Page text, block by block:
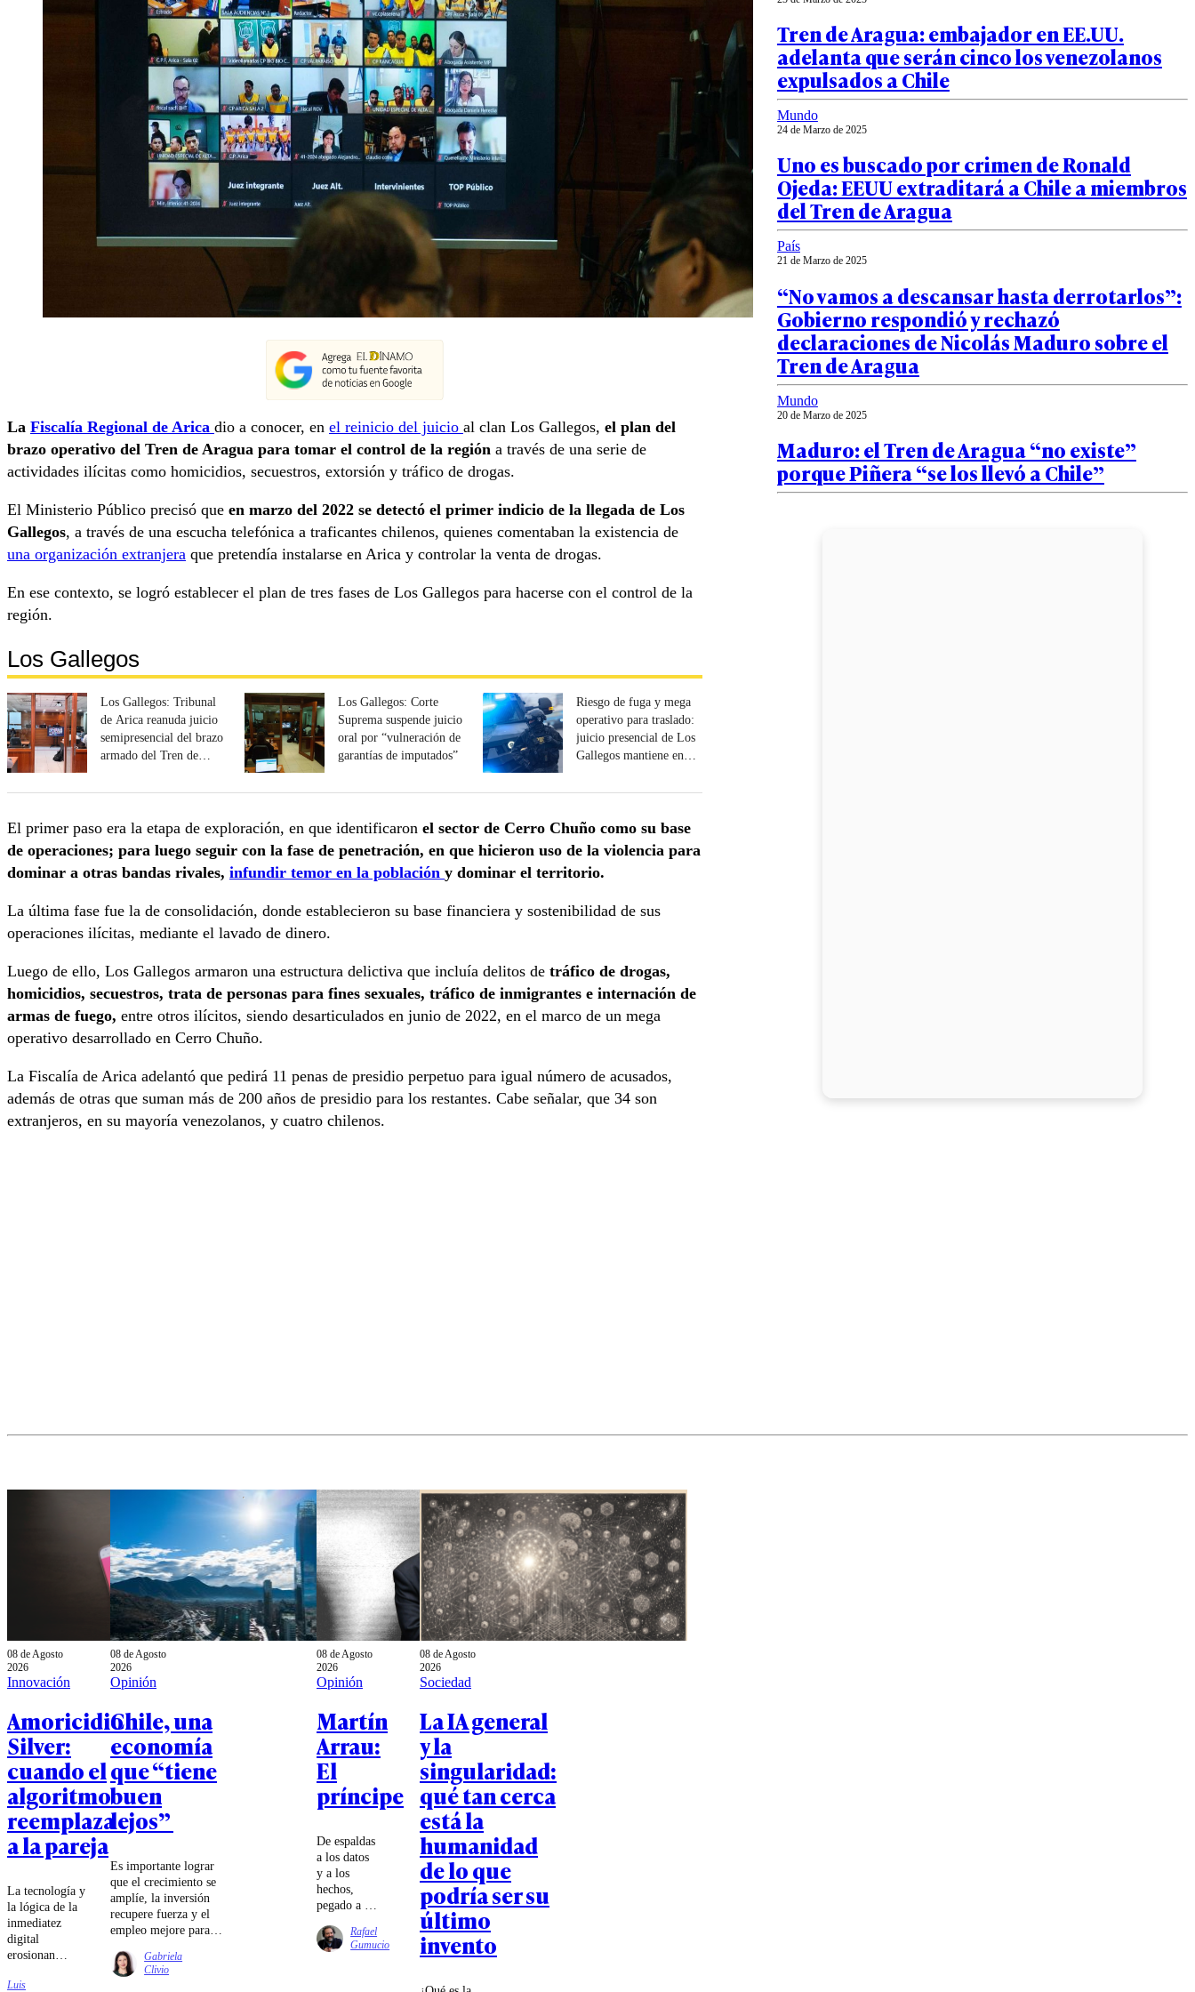
La Fiscalía Regional de Arica dio a conocer, en el reinicio del juicio al clan Los Gallegos, el plan del
brazo operativo del Tren de Aragua para tomar el control de la región a través de una serie de
actividades ilícitas como homicidios, secuestros, extorsión y tráfico de drogas.
El Ministerio Público precisó que en marzo del 2022 se detectó el primer indicio de la llegada de Los
Gallegos, a través de una escucha telefónica a traficantes chilenos, quienes comentaban la existencia de
una organización extranjera que pretendía instalarse en Arica y controlar la venta de drogas.
En ese contexto, se logró establecer el plan de tres fases de Los Gallegos para hacerse con el control de la
región.
Los Gallegos
Los Gallegos: Tribunal
de Arica reanuda juicio
semipresencial del brazo
armado del Tren de
Los Gallegos: Corte
Suprema suspende juicio
oral por “vulneración de
garantías de imputados”
Riesgo de fuga y mega
operativo para traslado:
juicio presencial de Los
Gallegos mantiene en
El primer paso era la etapa de exploración, en que identificaron el sector de Cerro Chuño como su base
de operaciones; para luego seguir con la fase de penetración, en que hicieron uso de la violencia para
dominar a otras bandas rivales, infundir temor en la población y dominar el territorio.
La última fase fue la de consolidación, donde establecieron su base financiera y sostenibilidad de sus
operaciones ilícitas, mediante el lavado de dinero.
Luego de ello, Los Gallegos armaron una estructura delictiva que incluía delitos de tráfico de drogas,
homicidios, secuestros, trata de personas para fines sexuales, tráfico de inmigrantes e internación de
armas de fuego, entre otros ilícitos, siendo desarticulados en junio de 2022, en el marco de un mega
operativo desarrollado en Cerro Chuño.
La Fiscalía de Arica adelantó que pedirá 11 penas de presidio perpetuo para igual número de acusados,
además de otras que suman más de 200 años de presidio para los restantes. Cabe señalar, que 34 son
extranjeros, en su mayoría venezolanos, y cuatro chilenos.
Tren de Aragua: embajador en EE.UU.
adelanta que serán cinco los venezolanos
expulsados a Chile
Mundo
24 de Marzo de 2025
Uno es buscado por crimen de Ronald
Ojeda: EEUU extraditará a Chile a miembros
del Tren de Aragua
País
21 de Marzo de 2025
“No vamos a descansar hasta derrotarlos”:
Gobierno respondió y rechazó
declaraciones de Nicolás Maduro sobre el
Tren de Aragua
Mundo
20 de Marzo de 2025
Maduro: el Tren de Aragua “no existe”
porque Piñera “se los llevó a Chile”
08 de Agosto
2026
Innovación
Amoricidio
Silver:
cuando el
algoritmo
reemplaza
a la pareja
La tecnología y
la lógica de la
inmediatez
digital
erosionan
los vínculos.
Luis
08 de Agosto
2026
Opinión
Chile, una
economía
que “tiene
buen
lejos”
Es importante lograr
que el crecimiento se
amplíe, la inversión
recupere fuerza y el
empleo mejore para
entre la macroeconomía
y la realidad cierre.
Gabriela
Clivio
08 de Agosto
2026
Opinión
Martín
Arrau:
El
príncipe
De espaldas
a los datos
y a los
hechos,
pegado a la
Chile pide
eficiencia,
Rafael
Gumucio
08 de Agosto
2026
Sociedad
La IA general
y la
singularidad:
qué tan cerca
está la
humanidad
de lo que
podría ser su
último
invento